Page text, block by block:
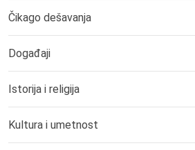
Čikago dešavanja
Događaji
Istorija i religija
Kultura i umetnost